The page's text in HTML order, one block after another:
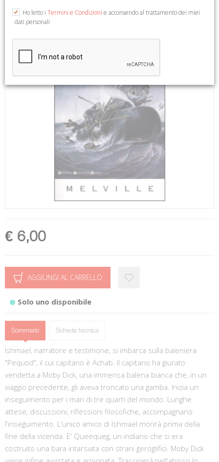
€ 6,00
AGGIUNGI AL CARRELLO
Solo uno disponibile
Sommario Scheda tecnica
Ishmael, narratore e testimone, si imbarca sulla baleniera
"Pequod", il cui capitano è Achab. Il capitano ha giurato
vendetta a Moby Dick, una immensa balena bianca che, in un
viaggio precedente, gli aveva troncato una gamba. Inizia un
inseguimento per i mari di tre quarti del mondo. Lunghe
attese, discussioni, riflessioni filosofiche, accompagnano
l'inseguimento. L'unico amico di Ishmael morirà prima della
fine della vicenda. E' Queequeg, un indiano che si era
costruito una bara intarsiata con strani geroglifici. Moby Dick
Ho letto i Termini e Condizioni e acconsendo al trattamento dei miei
dati personali